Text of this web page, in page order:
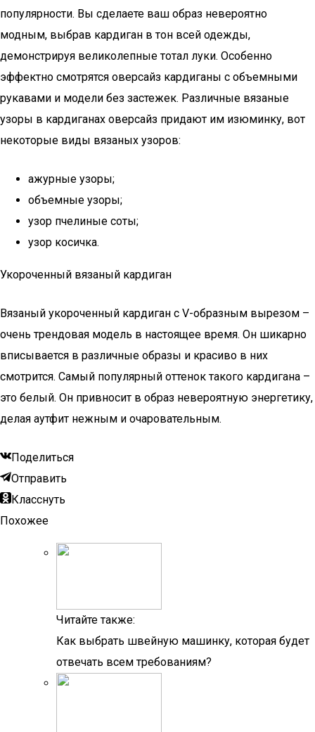
популярности. Вы сделаете ваш образ невероятно
модным, выбрав кардиган в тон всей одежды,
демонстрируя великолепные тотал луки. Особенно
эффектно смотрятся оверсайз кардиганы с объемными
рукавами и модели без застежек. Различные вязаные
узоры в кардиганах оверсайз придают им изюминку, вот
некоторые виды вязаных узоров:
ажурные узоры;
объемные узоры;
узор пчелиные соты;
узор косичка.
Укороченный вязаный кардиган
Вязаный укороченный кардиган с V-образным вырезом –
очень трендовая модель в настоящее время. Он шикарно
вписывается в различные образы и красиво в них
смотрится. Самый популярный оттенок такого кардигана –
это белый. Он привносит в образ невероятную энергетику,
делая аутфит нежным и очаровательным.
Поделиться
Отправить
Класснуть
Похожее
Читайте также:
Как выбрать швейную машинку, которая будет
отвечать всем требованиям?